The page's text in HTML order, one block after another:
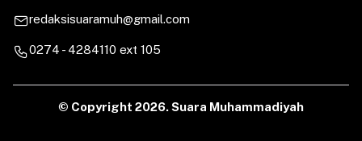
redaksisuaramuh@gmail.com
0274 - 4284110 ext 105
© Copyright 2026. Suara Muhammadiyah